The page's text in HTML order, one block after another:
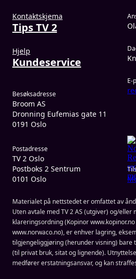
Kontaktskjema
Tips TV 2
Hjelp
Kundeservice
E-
Besøksadresse
Broom AS
Dronning Eufemias gate 11
0191 Oslo
Postadresse
TV 2 Oslo
Postboks 2 Sentrum
0101 Oslo
Materialet på nettstedet er omfattet av
Uten avtale med TV 2 AS (utgiver) og/eller
klareringsordning (Kopinor
www.norwaco.no), er enhver lagring,
tilgjengeliggjøring (herunder visning) bare
(til privat bruk, sitat og lignende).
medfører erstatningsansvar, og kan